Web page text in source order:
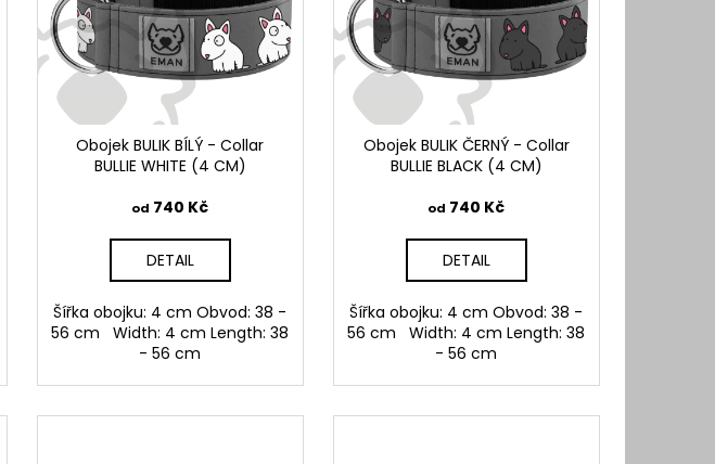
Obojek BULIK BÍLÝ - Collar
BULLIE WHITE (4 CM)
od 740 Kč
DETAIL
Šířka obojku: 4 cm Obvod: 38 -
56 cm Width: 4 cm Length: 38
- 56 cm
Obojek BULIK ČERNÝ - Collar
BULLIE BLACK (4 CM)
od 740 Kč
DETAIL
Šířka obojku: 4 cm Obvod: 38 -
56 cm Width: 4 cm Length: 38
- 56 cm